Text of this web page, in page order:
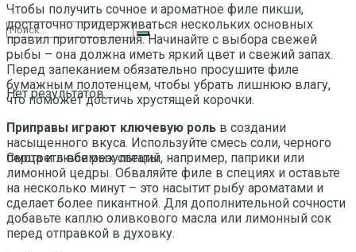
Нет результатов
Смотреть все результаты
Чтобы получить сочное и ароматное филе пикши,
достаточно придерживаться нескольких основных
правил приготовления. Начинайте с выбора свежей
рыбы – она должна иметь яркий цвет и свежий запах.
Перед запеканием обязательно просушите филе
бумажным полотенцем, чтобы убрать лишнюю влагу,
что поможет достичь хрустящей корочки.
Приправы играют ключевую роль в создании
насыщенного вкуса. Используйте смесь соли, черного
перца и любимых специй, например, паприки или
лимонной цедры. Обваляйте филе в специях и оставьте
на несколько минут – это насытит рыбу ароматами и
сделает более пикантной. Для дополнительной сочности
добавьте каплю оливкового масла или лимонный сок
перед отправкой в духовку.